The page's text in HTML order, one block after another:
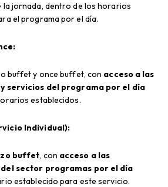
jornada, dentro de los horarios
el programa por el día.
buffet y once buffet, con acceso a las
servicios del programa por el día
establecidos.
Individual):
buffet, con acceso a las
sector programas por el día
establecido para este servicio.